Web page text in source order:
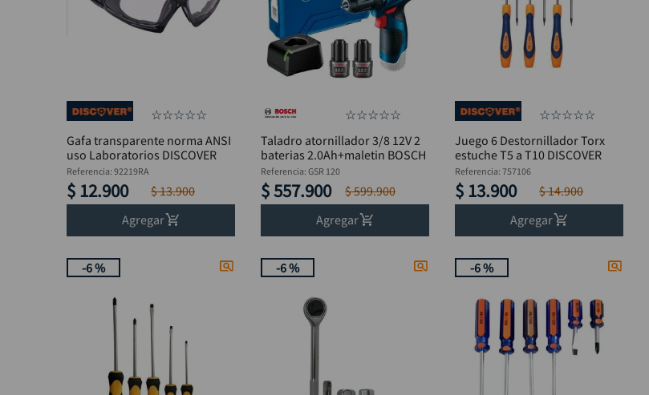
☆☆☆☆☆
Gafa transparente norma ANSI
uso Laboratorios DISCOVER
Referencia:92219RA
$ 12.900 $13.900
Agregar
☆☆☆☆☆
Taladro atornillador 3/8 12V 2
baterias 2.0Ah+maletin BOSCH
Referencia:GSR 120
$557.900 $599.900
Agregar
☆☆☆☆☆
Juego 6 Destornillador Torx
estuche T5 a T10 DISCOVER
Referencia:757106
$ 13.900 $14.900
Agregar
-6 % -6 % -6 %